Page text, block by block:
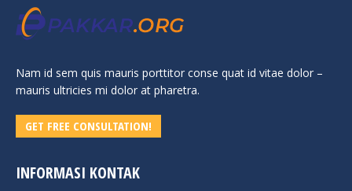
Nam id sem quis mauris porttitor conse quat id vitae dolor –
mauris ultricies mi dolor at pharetra.
GET FREE CONSULTATION!
INFORMASI KONTAK